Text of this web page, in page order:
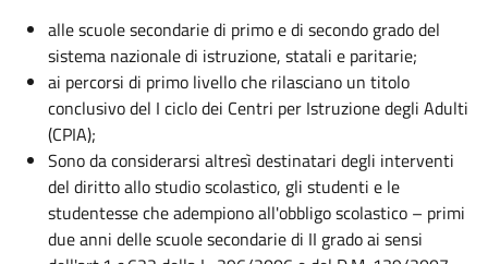
alle scuole secondarie di primo e di secondo grado del
sistema nazionale di istruzione, statali e paritarie;
ai percorsi di primo livello che rilasciano un titolo
conclusivo del I ciclo dei Centri per Istruzione degli Adulti
(CPIA);
Sono da considerarsi altresì destinatari degli interventi
del diritto allo studio scolastico, gli studenti e le
studentesse che adempiono all'obbligo scolastico – primi
due anni delle scuole secondarie di II grado ai sensi